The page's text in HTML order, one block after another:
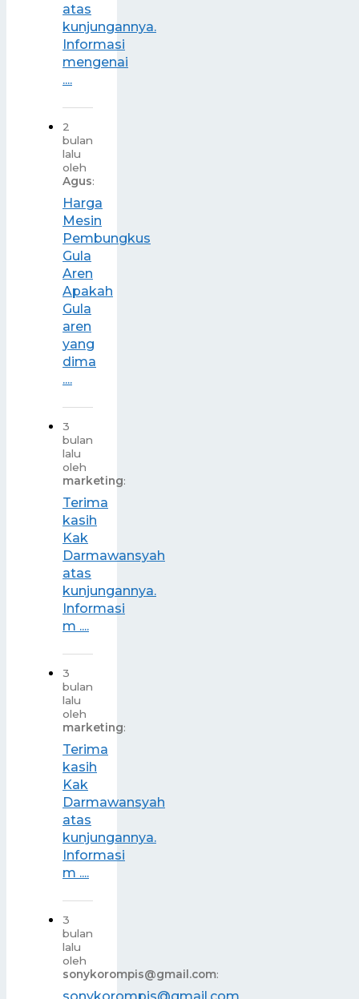
atas
kunjungannya.
Informasi
mengenai
....
2
bulan
lalu
oleh
Agus:
Harga
Mesin
Pembungkus
Gula
Aren
Apakah
Gula
aren
yang
dima
....
3
bulan
lalu
oleh
marketing:
Terima
kasih
Kak
Darmawansyah
atas
kunjungannya.
Informasi
m ....
3
bulan
lalu
oleh
marketing:
Terima
kasih
Kak
Darmawansyah
atas
kunjungannya.
Informasi
m ....
3
bulan
lalu
oleh
sonykorompis@gmail.com: